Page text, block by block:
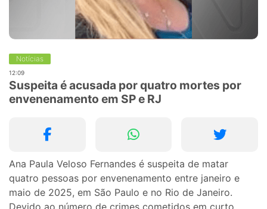
Notícias
12:09
Suspeita é acusada por quatro mortes por
envenenamento em SP e RJ
Ana Paula Veloso Fernandes é suspeita de matar
quatro pessoas por envenenamento entre janeiro e
maio de 2025, em São Paulo e no Rio de Janeiro.